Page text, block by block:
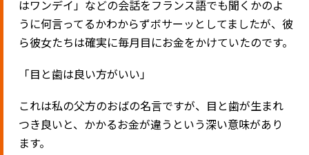
はワンデイ」などの会話をフランス語でも聞くかのよ
うに何言ってるかわからずボサーッとしてましたが、彼
ら彼女たちは確実に毎月目にお金をかけていたのです。
「目と歯は良い方がいい」
これは私の父方のおばの名言ですが、目と歯が生まれ
つき良いと、かかるお金が違うという深い意味があり
ます。